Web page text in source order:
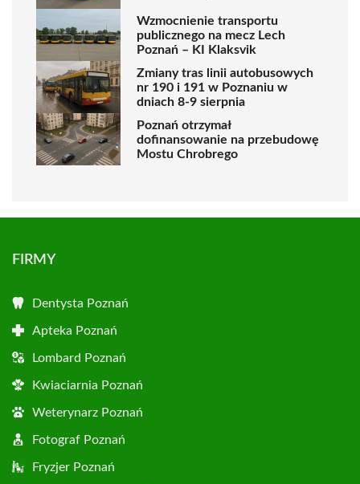
Wzmocnienie transportu
publicznego na mecz Lech
Poznań – KI Klaksvik
Zmiany tras linii autobusowych
nr 190 i 191 w Poznaniu w
dniach 8-9 sierpnia
Poznań otrzymał
dofinansowanie na przebudowę
Mostu Chrobrego
FIRMY
Dentysta Poznań
Apteka Poznań
Lombard Poznań
Kwiaciarnia Poznań
Weterynarz Poznań
Fotograf Poznań
Fryzjer Poznań